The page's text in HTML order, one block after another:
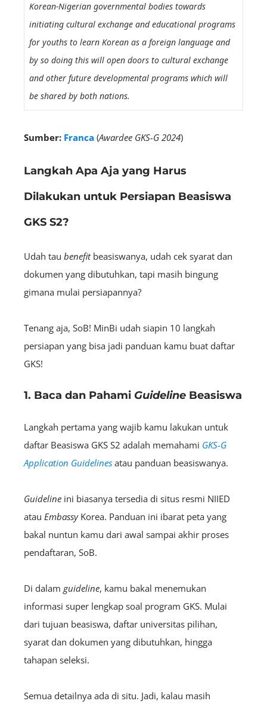
Korean-Nigerian governmental bodies towards
initiating cultural exchange and educational programs
for youths to learn Korean as a foreign language and
by so doing this will open doors to cultural exchange
and other future developmental programs which will
be shared by both nations.
Sumber: Franca (Awardee GKS-G 2024)
Langkah Apa Aja yang Harus
Dilakukan untuk Persiapan Beasiswa
GKS S2?
Udah tau benefit beasiswanya, udah cek syarat dan
dokumen yang dibutuhkan, tapi masih bingung
gimana mulai persiapannya?
Tenang aja, SoB! MinBi udah siapin 10 langkah
persiapan yang bisa jadi panduan kamu buat daftar
GKS!
1. Baca dan Pahami Guideline Beasiswa
Langkah pertama yang wajib kamu lakukan untuk
daftar Beasiswa GKS S2 adalah memahami GKS-G
Application Guidelines atau panduan beasiswanya.
Guideline ini biasanya tersedia di situs resmi NIIED
atau EmbassyKorea. Panduan ini ibarat peta yang
bakal nuntun kamu dari awal sampai akhir proses
pendaftaran, SoB.
Di dalam guideline, kamu bakal menemukan
informasi super lengkap soal program GKS. Mulai
dari tujuan beasiswa, daftar universitas pilihan,
syarat dan dokumen yang dibutuhkan, hingga
tahapan seleksi.
Semua detailnya ada di situ. Jadi, kalau masih